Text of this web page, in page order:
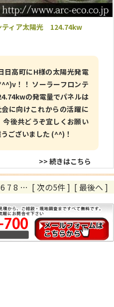
ィア太陽光 124.74kw
高町にH様の太陽光発電
！！ ソーラーフロンテ
の発電量でパネルは
に向けこれからの活躍に
後共どうぞ宜しくお願い
ございました (^^)！
>> 続きはこちら
6 7 8 … [ 次の5件 ] [ 最後へ ]